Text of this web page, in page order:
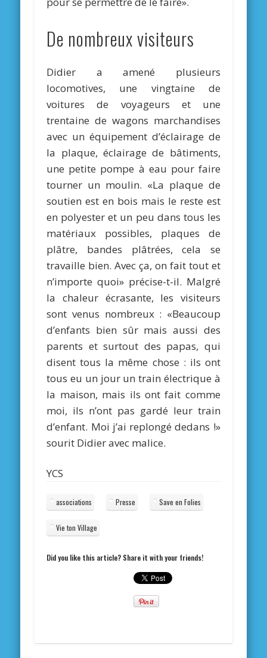
De nombreux visiteurs
Didier a amené plusieurs
locomotives, une vingtaine de
voitures de voyageurs et une
trentaine de wagons marchandises
avec un équipement d’éclairage de
la plaque, éclairage de bâtiments,
une petite pompe à eau pour faire
tourner un moulin. «La plaque de
soutien est en bois mais le reste est
en polyester et un peu dans tous les
matériaux possibles, plaques de
plâtre, bandes plâtrées, cela se
travaille bien. Avec ça, on fait tout et
n’importe quoi» précise-t-il. Malgré
la chaleur écrasante, les visiteurs
sont venus nombreux : «Beaucoup
d’enfants bien sûr mais aussi des
parents et surtout des papas, qui
disent tous la même chose : ils ont
tous eu un jour un train électrique à
la maison, mais ils ont fait comme
moi, ils n’ont pas gardé leur train
d’enfant. Moi j’ai replongé dedans !»
sourit Didier avec malice.
YCS
associations Presse Save en Folies
Vie ton Village
Did you like this article? Share it with your friends!